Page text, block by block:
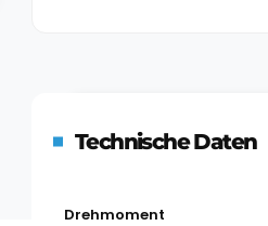
Technische Daten
Drehmoment